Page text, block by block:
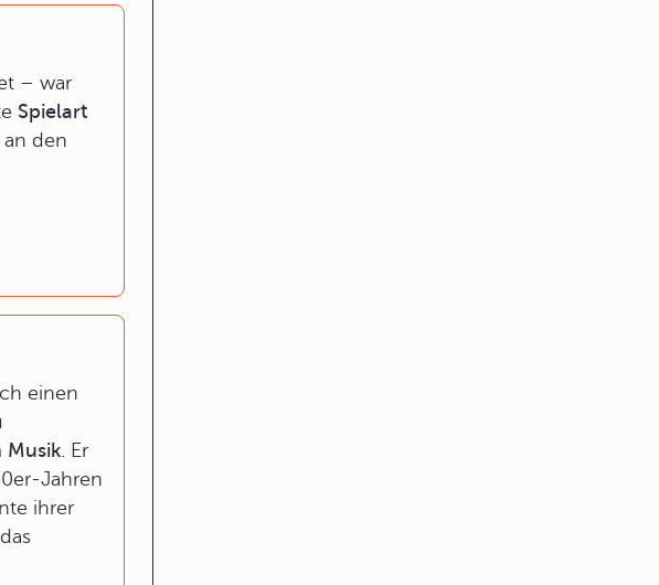
– war
Spielart
den
einen
Musik. Er
Jahren
ihrer